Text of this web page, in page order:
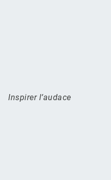
Inspirer l’audace